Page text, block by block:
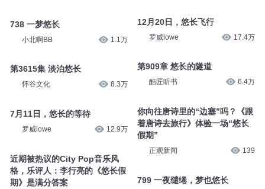
738 一梦悠长
小北啊BB 1.1万
第3615集 淡泊悠长
怀谷文化 8.3万
7月11日，悠长的等待
罗威lowe 12.9万
近期被热议的City Pop音乐风
格，乐评人：李行亮的《悠长假
期》是满分答案
12月20日，悠长飞行
罗威lowe 17.4万
第909章 悠长的隧道
酷匠听书 6.4万
你向往唐诗里的“边塞”吗？《跟
着唐诗去旅行》体验一场“悠长
假期”
正观新闻 139
799 一夜缱绻，梦也悠长